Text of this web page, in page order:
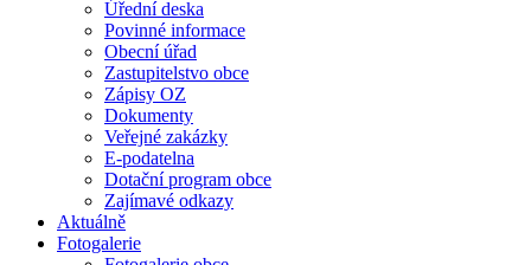
Úřední deska
Povinné informace
Obecní úřad
Zastupitelstvo obce
Zápisy OZ
Dokumenty
Veřejné zakázky
E-podatelna
Dotační program obce
Zajímavé odkazy
Aktuálně
Fotogalerie